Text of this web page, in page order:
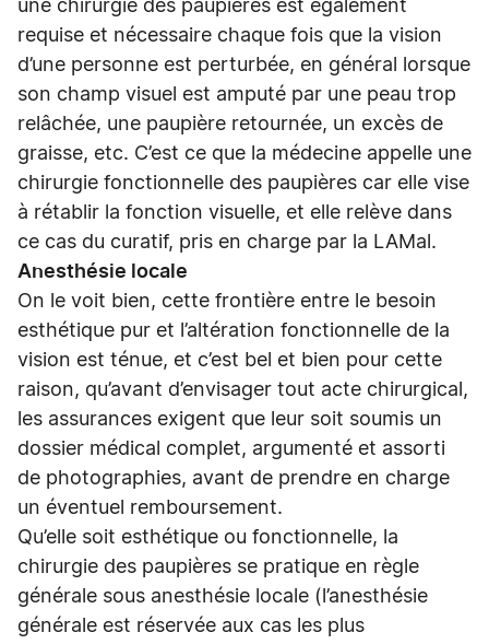
une chirurgie des paupières est également
requise et nécessaire chaque fois que la vision
d’une personne est perturbée, en général lorsque
son champ visuel est amputé par une peau trop
relâchée, une paupière retournée, un excès de
graisse, etc. C’est ce que la médecine appelle une
chirurgie fonctionnelle des paupières car elle vise
à rétablir la fonction visuelle, et elle relève dans
ce cas du curatif, pris en charge par la LAMal.
Anesthésie locale
On le voit bien, cette frontière entre le besoin
esthétique pur et l’altération fonctionnelle de la
vision est ténue, et c’est bel et bien pour cette
raison, qu’avant d’envisager tout acte chirurgical,
les assurances exigent que leur soit soumis un
dossier médical complet, argumenté et assorti
de photographies, avant de prendre en charge
un éventuel remboursement.
Qu’elle soit esthétique ou fonctionnelle, la
chirurgie des paupières se pratique en règle
générale sous anesthésie locale (l’anesthésie
générale est réservée aux cas les plus